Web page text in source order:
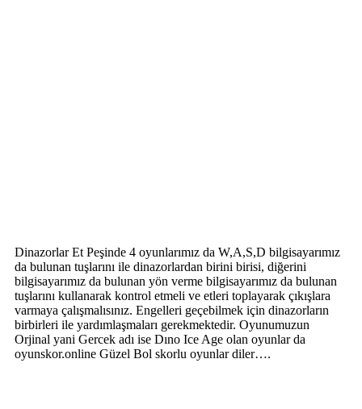
Dinazorlar Et Peşinde 4 oyunlarımız da W,A,S,D bilgisayarımız
da bulunan tuşlarını ile dinazorlardan birini birisi, diğerini
bilgisayarımız da bulunan yön verme bilgisayarımız da bulunan
tuşlarını kullanarak kontrol etmeli ve etleri toplayarak çıkışlara
varmaya çalışmalısınız. Engelleri geçebilmek için dinazorların
birbirleri ile yardımlaşmaları gerekmektedir. Oyunumuzun
Orjinal yani Gercek adı ise Dıno Ice Age olan oyunlar da
oyunskor.online Güzel Bol skorlu oyunlar diler….